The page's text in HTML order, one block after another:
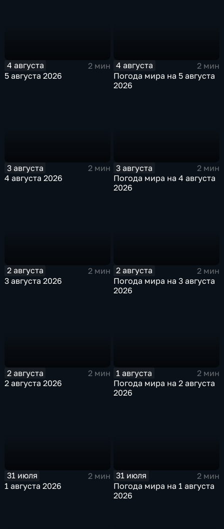
4 августа
2 мин
5 августа 2026
4 августа
2 мин
Погода мира на 5 августа
2026
3 августа
2 мин
4 августа 2026
3 августа
2 мин
Погода мира на 4 августа
2026
2 августа
2 мин
3 августа 2026
2 августа
2 мин
Погода мира на 3 августа
2026
2 августа
2 мин
2 августа 2026
1 августа
2 мин
Погода мира на 2 августа
2026
31 июля
2 мин
1 августа 2026
31 июля
2 мин
Погода мира на 1 августа
2026